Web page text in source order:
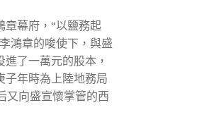
章幕府，“以鹽務起
鴻章的唆使下，與盛
了一萬元的股本，
子年時為上陸地務局
又向盛宣懷掌管的西